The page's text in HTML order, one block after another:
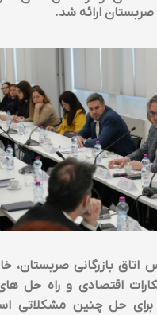
ارائه شد.
اتاق بازرگانی صربستان،
اقتصادی و راه حل
حل چنین مشکلاتی